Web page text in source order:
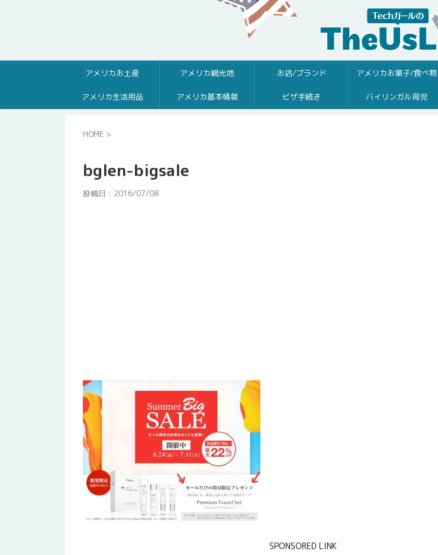
アメリカお土産 アメリカ観光地 お店/ブランド アメリカお菓子/食べ物
アメリカ生活用品 アメリカ基本情報 ビザ手続き バイリンガル育児
HOME >
bglen-bigsale
投稿日： 2016/07/08
SPONSORED LINK